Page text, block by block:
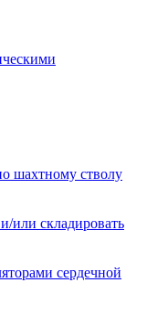
шахтному стволу
или складировать
сердечной